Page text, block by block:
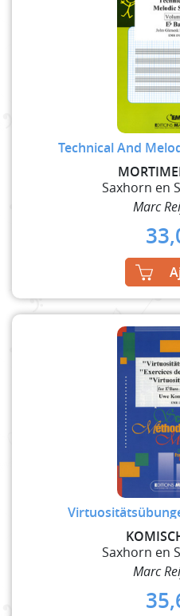
Technical And
Saxhorn en
Marc
Saxhorn en
Marc